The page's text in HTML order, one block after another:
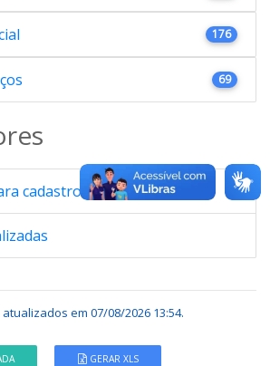
176
69
cadastro
em 07/08/2026 13:54.
GERAR XLS